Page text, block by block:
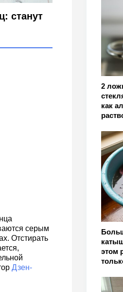
2
как
этом
станут
серым
Отстирать
Дзен-